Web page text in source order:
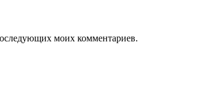
моих комментариев.